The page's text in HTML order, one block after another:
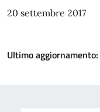
20 settembre 2017
Ultimo aggiornamento: